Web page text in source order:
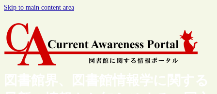
Skip to main content area
図書館界、図書館情報学に関する